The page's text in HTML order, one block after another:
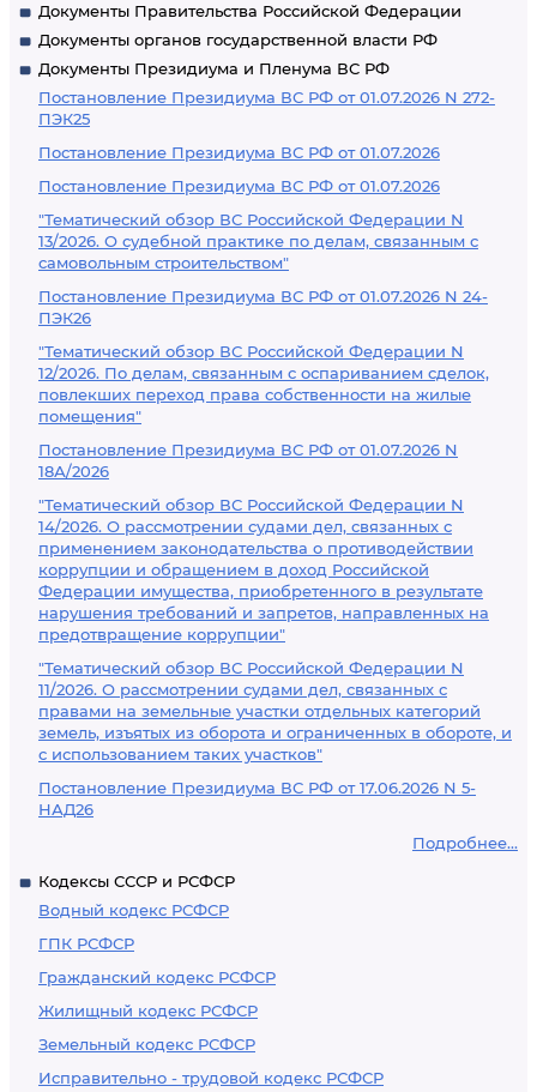
Документы Правительства Российской Федерации
Документы органов государственной власти РФ
Документы Президиума и Пленума ВС РФ
Постановление Президиума ВС РФ от 01.07.2026 N 272-
ПЭК25
Постановление Президиума ВС РФ от 01.07.2026
Постановление Президиума ВС РФ от 01.07.2026
"Тематический обзор ВС Российской Федерации N
13/2026. О судебной практике по делам, связанным с
самовольным строительством"
Постановление Президиума ВС РФ от 01.07.2026 N 24-
ПЭК26
"Тематический обзор ВС Российской Федерации N
12/2026. По делам, связанным с оспариванием сделок,
повлекших переход права собственности на жилые
помещения"
Постановление Президиума ВС РФ от 01.07.2026 N
18А/2026
"Тематический обзор ВС Российской Федерации N
14/2026. О рассмотрении судами дел, связанных с
применением законодательства о противодействии
коррупции и обращением в доход Российской
Федерации имущества, приобретенного в результате
нарушения требований и запретов, направленных на
предотвращение коррупции"
"Тематический обзор ВС Российской Федерации N
11/2026. О рассмотрении судами дел, связанных с
правами на земельные участки отдельных категорий
земель, изъятых из оборота и ограниченных в обороте, и
с использованием таких участков"
Постановление Президиума ВС РФ от 17.06.2026 N 5-
НАД26
Подробнее...
Кодексы СССР и РСФСР
Водный кодекс РСФСР
ГПК РСФСР
Гражданский кодекс РСФСР
Жилищный кодекс РСФСР
Земельный кодекс РСФСР
Исправительно - трудовой кодекс РСФСР